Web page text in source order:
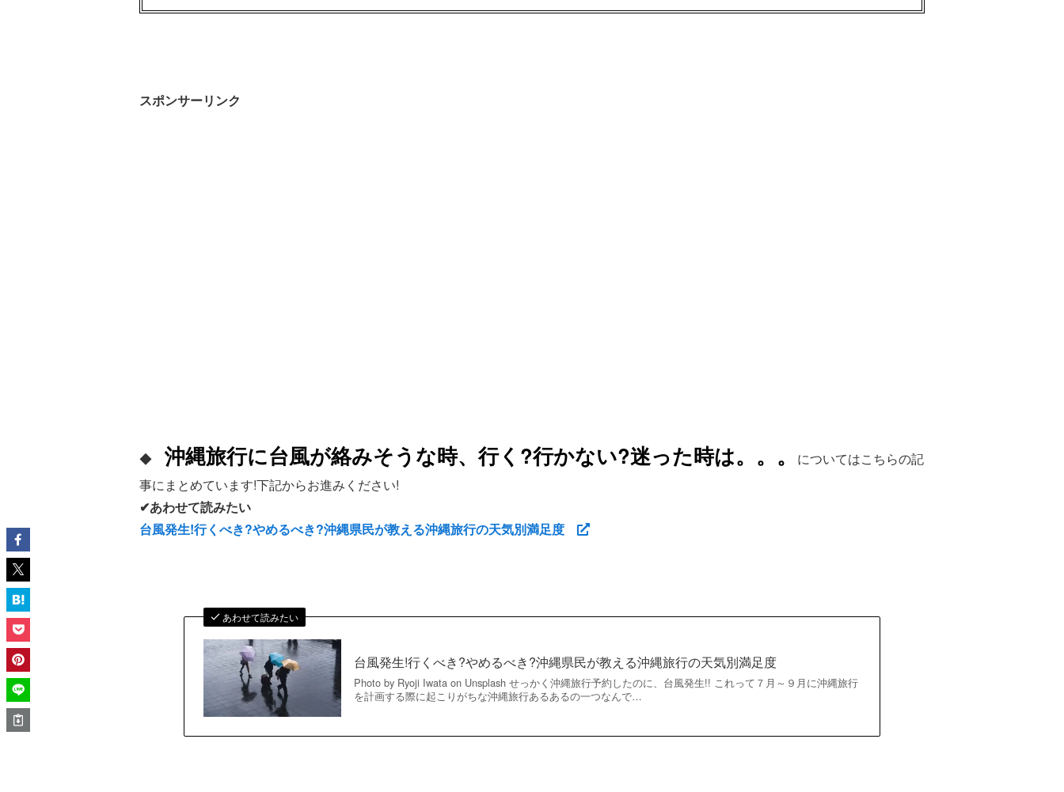
スポンサーリンク
◆ 沖縄旅行に台風が絡みそうな時、行く?行かない?迷った時は。。。
についてはこちらの記
事にまとめています!下記からお進みください!
✔あわせて読みたい
台風発生!行くべき?やめるべき?沖縄県民が教える沖縄旅行の天気別満足度
あわせて読みたい
台風発生!行くべき?やめるべき?沖縄県民が教える沖縄旅行の天気別満足度
Photo by Ryoji Iwata on Unsplash せっかく沖縄旅行予約したのに、台風発生!! これって７月～９月に沖縄旅行
を計画する際に起こりがちな沖縄旅行あるあるの一つなんで…